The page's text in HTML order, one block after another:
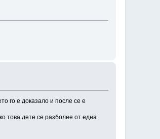
го е доказало и после се е
това дете се разболее от една